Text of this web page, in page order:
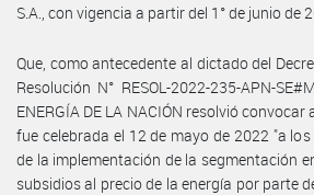
S.A., con vigencia a partir del 1° de junio de
Que, como antecedente al dictado del
Resolución N° RESOL-2022-235-APN-
ENERGÍA DE LA NACIÓN resolvió
fue celebrada el 12 de mayo de 2022 "a
de la implementación de la segmentación
subsidios al precio de la energía por parte